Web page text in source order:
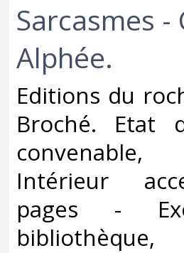
‎Sarcasmes -
Alphée.‎
‎Editions du
Broché. Etat
Intérieur
pages -